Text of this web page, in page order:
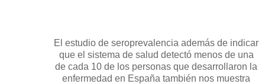
El estudio de seroprevalencia además de indicar
que el sistema de salud detectó menos de una
de cada 10 de los personas que desarrollaron la
enfermedad en España también nos muestra